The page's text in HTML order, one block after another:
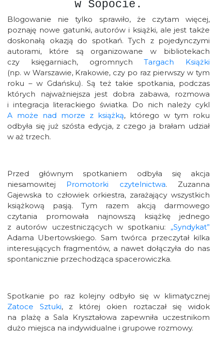
w Sopocie.
Blogowanie nie tylko sprawiło, że czytam więcej,
poznaję nowe gatunki, autorów i książki, ale jest także
doskonałą okazją do spotkań. Tych z pojedynczymi
autorami, które są organizowane w bibliotekach
czy księgarniach, ogromnychTargach Książki
(np. w Warszawie, Krakowie, czy po raz pierwszy w tym
roku – w Gdańsku). Są też takie spotkania, podczas
których najważniejsza jest dobra zabawa, rozmowa
i integracja literackiego światka. Do nich należy cykl
A może nad morze z książką, którego w tym roku
odbyła się już szósta edycja, z czego ja brałam udział
w aż trzech.
Przed głównym spotkaniem odbyła się akcja
niesamowitej Promotorki czytelnictwa. Zuzanna
Gajewska to człowiek orkiestra, zarażający wszystkich
książkową pasją. Tym razem akcją darmowego
czytania promowała najnowszą książkę jednego
z autorów uczestniczących w spotkaniu: „Syndykat”
Adama Ubertowskiego. Sam twórca przeczytał kilka
interesujących fragmentów, a nawet dołączyła do nas
spontanicznie przechodząca spacerowiczka.
Spotkanie po raz kolejny odbyło się w klimatycznej
Zatoce Sztuki, z której okien roztaczał się widok
na plażę a Sala Kryształowa zapewniła uczestnikom
dużo miejsca na indywidualne i grupowe rozmowy.